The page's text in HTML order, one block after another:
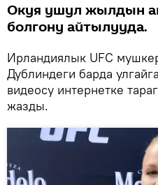
Окуя ушул жылдын
болгону айтылууда.
Ирландиялык UFC
Дублиндеги барда
видеосу интернетке
жазды.